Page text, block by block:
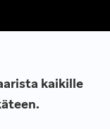
kaikille